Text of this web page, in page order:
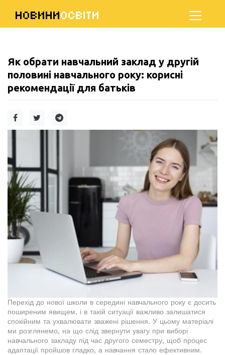
НОВИНИОСВІТИ
Як обрати навчальний заклад у другій
половині навчального року: корисні
рекомендації для батьків
Перехід до нової школи в середині навчального року є досить
поширеним явищем, і в такій ситуації важливо залишатися
спокійним та ухвалювати зважені рішення. У цьому матеріалі
ми розглянемо, на що слід звернути увагу при виборі
навчального закладу під час другого семестру, щоб процес
адаптації пройшов гладко, а навчання стало ефективним.